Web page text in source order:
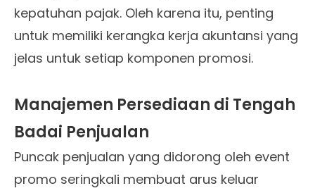
kepatuhan pajak. Oleh karena itu, penting
untuk memiliki kerangka kerja akuntansi yang
jelas untuk setiap komponen promosi.
Manajemen Persediaan di Tengah
Badai Penjualan
Puncak penjualan yang didorong oleh event
promo seringkali membuat arus keluar